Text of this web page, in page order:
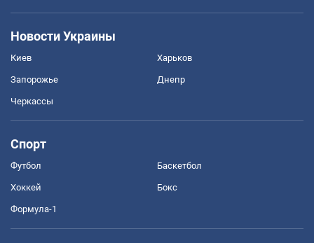
Новости Украины
Киев Харьков
Запорожье Днепр
Черкассы
Спорт
Футбол Баскетбол
Хоккей Бокс
Формула-1